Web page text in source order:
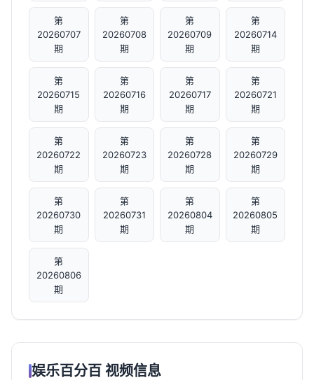
第
20260707
期
第
20260708
期
第
20260709
期
第
20260714
期
第
20260715
期
第
20260716
期
第
20260717
期
第
20260721
期
第
20260722
期
第
20260723
期
第
20260728
期
第
20260729
期
第
20260730
期
第
20260731
期
第
20260804
期
第
20260805
期
第
20260806
期
娱乐百分百 视频信息